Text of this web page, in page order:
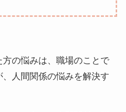
の悩みは、職場のことで
人間関係の悩みを解決す